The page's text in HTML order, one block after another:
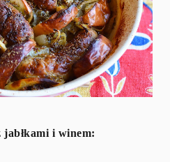
jabłkami i winem: